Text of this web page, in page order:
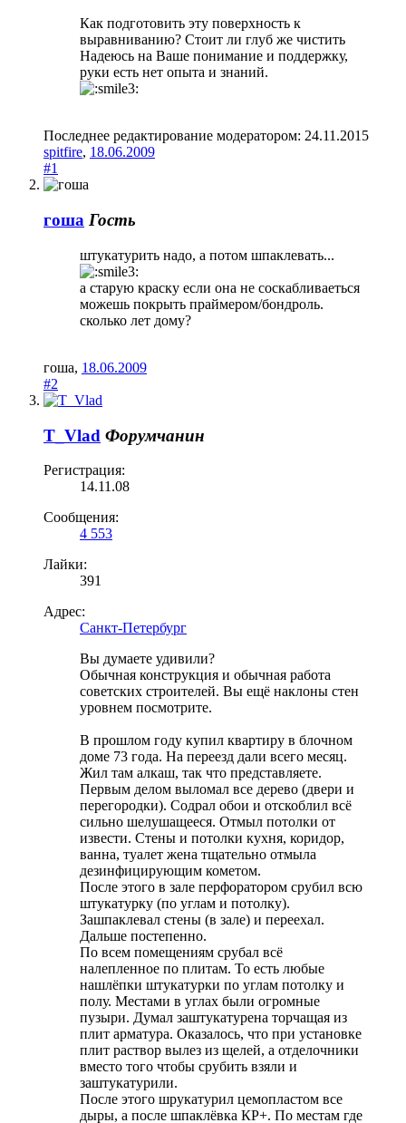
Как подготовить эту поверхность к
выравниванию? Стоит ли глуб же чистить
Надеюсь на Ваше понимание и поддержку,
руки есть нет опыта и знаний.
Последнее редактирование модератором: 24.11.2015
spitfire, 18.06.2009
#1
гоша Гость
штукатурить надо, а потом шпаклевать...
а старую краску если она не соскабливаеться
можешь покрыть праймером/бондроль.
сколько лет дому?
гоша, 18.06.2009
#2
T_Vlad Форумчанин
Регистрация:
14.11.08
Сообщения:
4 553
Лайки:
391
Адрес:
Санкт-Петербург
Вы думаете удивили?
Обычная конструкция и обычная работа
советских строителей. Вы ещё наклоны стен
уровнем посмотрите.
В прошлом году купил квартиру в блочном
доме 73 года. На переезд дали всего месяц.
Жил там алкаш, так что представляете.
Первым делом выломал все дерево (двери и
перегородки). Содрал обои и отскоблил всё
сильно шелушащееся. Отмыл потолки от
извести. Стены и потолки кухня, коридор,
ванна, туалет жена тщательно отмыла
дезинфицирующим кометом.
После этого в зале перфоратором срубил всю
штукатурку (по углам и потолку).
Зашпаклевал стены (в зале) и переехал.
Дальше постепенно.
По всем помещениям срубал всё
налепленное по плитам. То есть любые
нашлёпки штукатурки по углам потолку и
полу. Местами в углах были огромные
пузыри. Думал заштукатурена торчащая из
плит арматура. Оказалось, что при установке
плит раствор вылез из щелей, а отделочники
вместо того чтобы срубить взяли и
заштукатурили.
После этого шрукатурил цемопластом все
дыры, а после шпаклёвка КР+. По местам где